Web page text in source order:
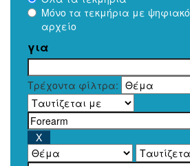
Μόνο τα τεκμήρια με ψηφιακό
αρχείο
για
Τρέχοντα φίλτρα: